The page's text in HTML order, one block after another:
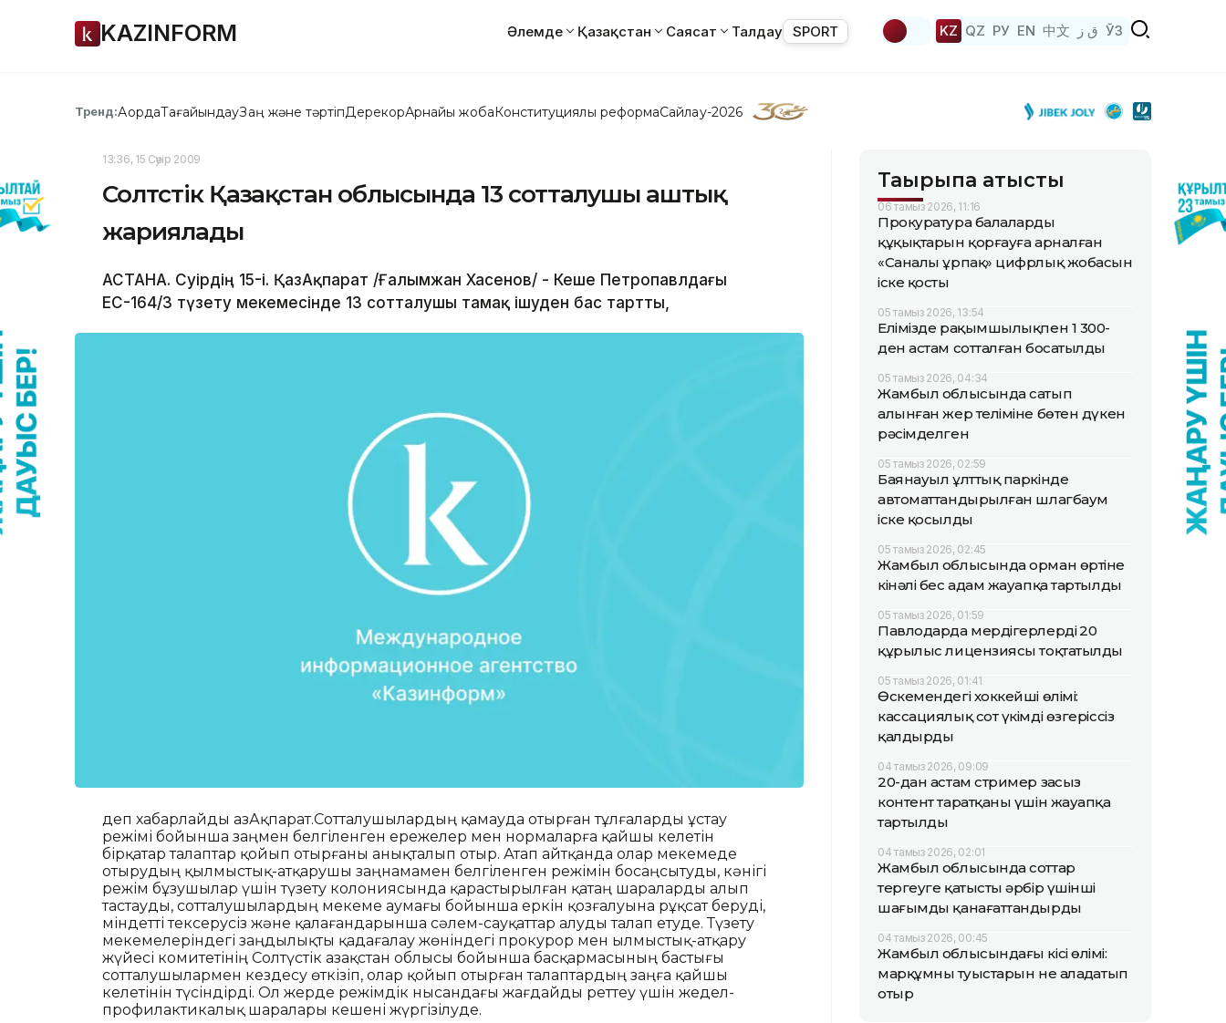
KAZINFORM Әлемде Қазақстан Саясат Талдау SPORT KZ QZ РУ EN 中文 ق ز ЎЗ
Тренд:АқордаТағайындауЗаң және тәртіпДерекқорАрнайы жобаКонституциялық реформаСайлау-2026
13:36, 15 Сәуір 2009
Солтүстік Қазақстан облысында 13 сотталушы аштық
жариялады
АСТАНА. Сәуірдің 15-і. ҚазАқпарат /Ғалымжан Хасенов/ - Кеше Петропавлдағы
ЕС-164/3 түзету мекемесінде 13 сотталушы тамақ ішуден бас тартты,
деп хабарлайды ҚазАқпарат.Сотталушылардың қамауда отырған тұлғаларды ұстау
режімі бойынша заңмен белгіленген ережелер мен нормаларға қайшы келетін
бірқатар талаптар қойып отырғаны анықталып отыр. Атап айтқанда олар мекемеде
отырудың қылмыстық-атқарушы заңнамамен белгіленген режімін босаңсытуды, кәнігі
режім бұзушылар үшін түзету колониясында қарастырылған қатаң шараларды алып
тастауды, сотталушылардың мекеме аумағы бойынша еркін қозғалуына рұқсат беруді,
міндетті тексерусіз және қалағандарынша сәлем-сауқаттар алуды талап етуде. Түзету
мекемелеріндегі заңдылықты қадағалау жөніндегі прокурор мен Қылмыстық-атқару
жүйесі комитетінің Солтүстік Қазақстан облысы бойынша басқармасының бастығы
сотталушылармен кездесу өткізіп, олар қойып отырған талаптардың заңға қайшы
келетінін түсіндірді. Ол жерде режімдік нысандағы жағдайды реттеу үшін жедел-
профилактикалық шаралары кешені жүргізілуде.
Тақырыпқа қатысты
06 тамыз 2026, 11:16
Прокуратура балалардың
құқықтарын қорғауға арналған
«Саналы ұрпақ» цифрлық жобасын
іске қосты
05 тамыз 2026, 13:54
Елімізде рақымшылықпен 1 300-
ден астам сотталған босатылды
05 тамыз 2026, 04:34
Жамбыл облысында сатып
алынған жер теліміне бөтен дүкен
рәсімделген
05 тамыз 2026, 02:59
Баянауыл ұлттық паркінде
автоматтандырылған шлагбаум
іске қосылды
05 тамыз 2026, 02:45
Жамбыл облысында орман өртіне
кінәлі бес адам жауапқа тартылды
05 тамыз 2026, 01:59
Павлодарда мердігерлердің 20
құрылыс лицензиясы тоқтатылды
05 тамыз 2026, 01:41
Өскемендегі хоккейші өлімі:
кассациялық сот үкімді өзгеріссіз
қалдырды
04 тамыз 2026, 09:09
20-дан астам стример заңсыз
контент таратқаны үшін жауапқа
тартылды
04 тамыз 2026, 02:01
Жамбыл облысында соттар
тергеуге қатысты әрбір үшінші
шағымды қанағаттандырды
04 тамыз 2026, 00:45
Жамбыл облысындағы кісі өлімі:
марқұмның туыстарын не алаңдатып
отыр